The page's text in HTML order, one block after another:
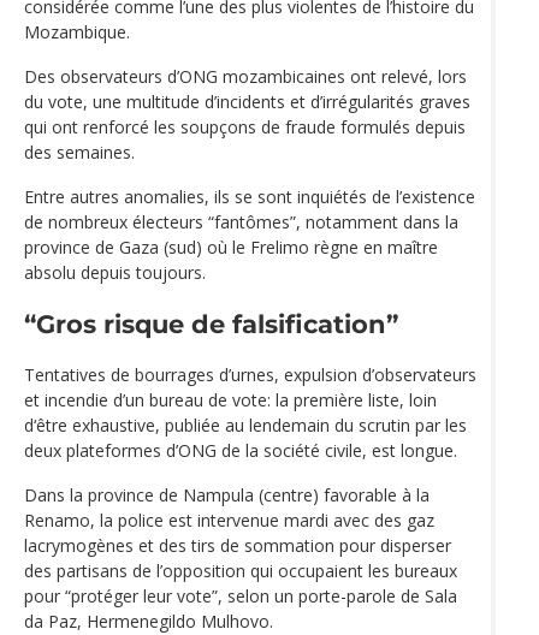
considérée comme l’une des plus violentes de l’histoire du
Mozambique.
Des observateurs d’ONG mozambicaines ont relevé, lors
du vote, une multitude d’incidents et d’irrégularités graves
qui ont renforcé les soupçons de fraude formulés depuis
des semaines.
Entre autres anomalies, ils se sont inquiétés de l’existence
de nombreux électeurs “fantômes”, notamment dans la
province de Gaza (sud) où le Frelimo règne en maître
absolu depuis toujours.
“Gros risque de falsification”
Tentatives de bourrages d’urnes, expulsion d’observateurs
et incendie d’un bureau de vote: la première liste, loin
d‘être exhaustive, publiée au lendemain du scrutin par les
deux plateformes d’ONG de la société civile, est longue.
Dans la province de Nampula (centre) favorable à la
Renamo, la police est intervenue mardi avec des gaz
lacrymogènes et des tirs de sommation pour disperser
des partisans de l’opposition qui occupaient les bureaux
pour “protéger leur vote”, selon un porte-parole de Sala
da Paz, Hermenegildo Mulhovo.